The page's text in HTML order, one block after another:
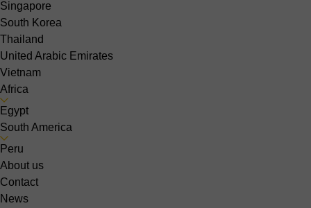
Singapore
South Korea
Thailand
United Arabic Emirates
Vietnam
Africa
Egypt
South America
Peru
About us
Contact
News